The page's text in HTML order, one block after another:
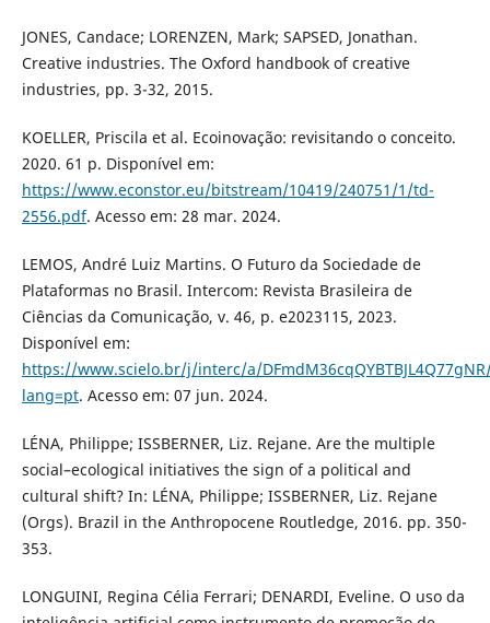
JONES, Candace; LORENZEN, Mark; SAPSED, Jonathan.
Creative industries. The Oxford handbook of creative
industries, pp. 3-32, 2015.
KOELLER, Priscila et al. Ecoinovação: revisitando o conceito.
2020. 61 p. Disponível em:
https://www.econstor.eu/bitstream/10419/240751/1/td-
2556.pdf. Acesso em: 28 mar. 2024.
LEMOS, André Luiz Martins. O Futuro da Sociedade de
Plataformas no Brasil. Intercom: Revista Brasileira de
Ciências da Comunicação, v. 46, p. e2023115, 2023.
Disponível em:
https://www.scielo.br/j/interc/a/
lang=pt. Acesso em: 07 jun. 2024.
LÉNA, Philippe; ISSBERNER, Liz. Rejane. Are the multiple
social–ecological initiatives the sign of a political and
cultural shift? In: LÉNA, Philippe; ISSBERNER, Liz. Rejane
(Orgs). Brazil in the Anthropocene Routledge, 2016. pp. 350-
353.
LONGUINI, Regina Célia Ferrari; DENARDI, Eveline. O uso da